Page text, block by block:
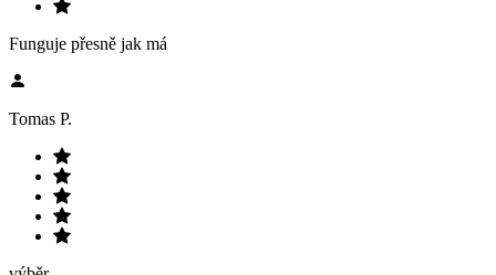
Funguje přesně jak má
Tomas P.